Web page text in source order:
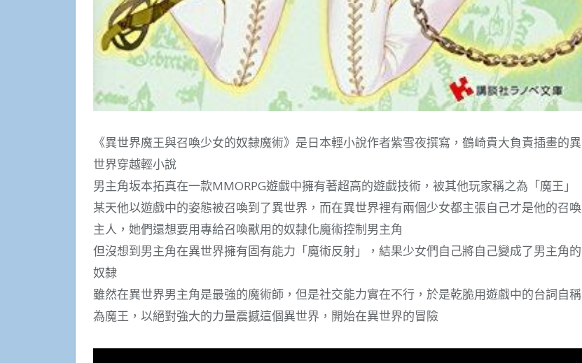
《異世界魔王與召喚少女的奴隸魔術》是日本輕小說作者紫雪夜撰寫，鶴崎貴大負責插畫的異
世界穿越輕小說
男主角坂本拓真在一款MMORPG遊戲中擁有著超高的遊戲技術，被其他玩家稱之為「魔王」
某天他以遊戲中的姿態被召喚到了異世界，而在異世界裡有兩個少女都主張自己才是他的召喚
主人，她們還想要用專給召喚獸用的奴隸化魔術控制男主角
但沒想到男主角在異世界擁有固有能力「魔術反射」，結果少女們自己將自己變成了男主角的
奴隸
雖然在異世界男主角是最強的魔術師，但是社交能力實在不行，於是乾脆用遊戲中的台詞自稱
為魔王，以絕對強大的力量震撼這個異世界，開始在異世界的冒險